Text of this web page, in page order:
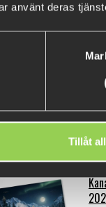
använt deras
Tillåt